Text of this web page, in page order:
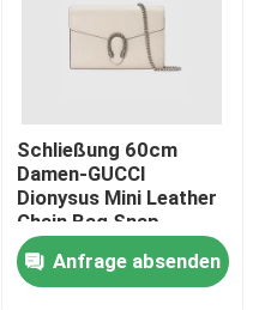
Schließung 60cm
Damen-GUCCI
Dionysus Mini Leather
Chain Bag Snap
Anfrage absenden